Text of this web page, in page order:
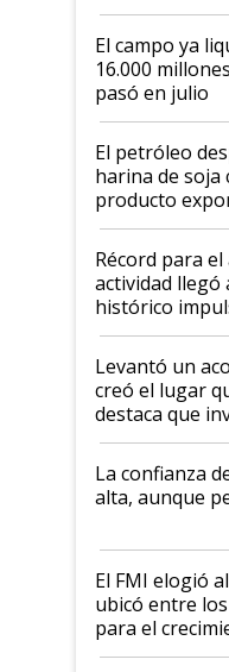
El campo ya
16.000
pasó en julio
El petróleo
harina de soja
producto
el agro aportó
diez dólares y
liderazgo en
récord
Récord para el
actividad llegó
histórico
cosecha y las
Levantó un
creó el lugar
destaca que
kirchnerismo
plata a un hijo
Juan Félix
que de una
de Milei
La confianza
alta, aunque
El FMI elogió
ubicó entre
para el